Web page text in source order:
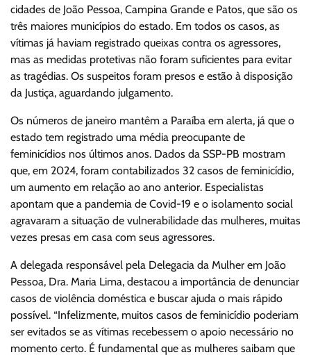
cidades de João Pessoa, Campina Grande e Patos, que são os
três maiores municípios do estado. Em todos os casos, as
vítimas já haviam registrado queixas contra os agressores,
mas as medidas protetivas não foram suficientes para evitar
as tragédias. Os suspeitos foram presos e estão à disposição
da Justiça, aguardando julgamento.
Os números de janeiro mantêm a Paraíba em alerta, já que o
estado tem registrado uma média preocupante de
feminicídios nos últimos anos. Dados da SSP-PB mostram
que, em 2024, foram contabilizados 32 casos de feminicídio,
um aumento em relação ao ano anterior. Especialistas
apontam que a pandemia de Covid-19 e o isolamento social
agravaram a situação de vulnerabilidade das mulheres, muitas
vezes presas em casa com seus agressores.
A delegada responsável pela Delegacia da Mulher em João
Pessoa, Dra. Maria Lima, destacou a importância de denunciar
casos de violência doméstica e buscar ajuda o mais rápido
possível. “Infelizmente, muitos casos de feminicídio poderiam
ser evitados se as vítimas recebessem o apoio necessário no
momento certo. É fundamental que as mulheres saibam que